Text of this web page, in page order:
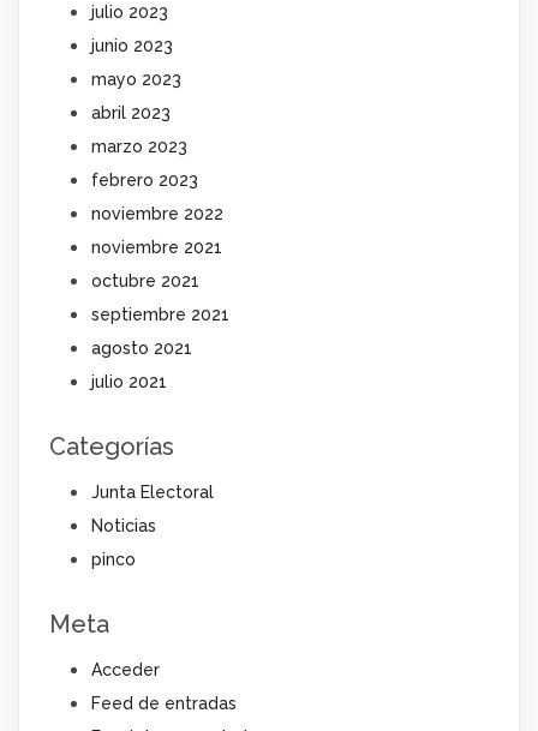
julio 2023
junio 2023
mayo 2023
abril 2023
marzo 2023
febrero 2023
noviembre 2022
noviembre 2021
octubre 2021
septiembre 2021
agosto 2021
julio 2021
Categorías
Junta Electoral
Noticias
pinco
Meta
Acceder
Feed de entradas